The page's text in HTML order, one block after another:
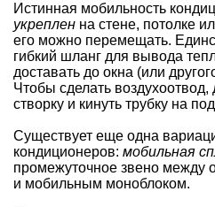
Истинная мобильность
укреплен на стене, потолке
его можно перемещать.
гибкий шланг для вывода
доставать до окна (или
Чтобы сделать воздухоотвод,
створку и кинуть трубку на
Существует еще одна
кондиционеров: мобильная
промежуточное звено между
и мобильным моноблоком.